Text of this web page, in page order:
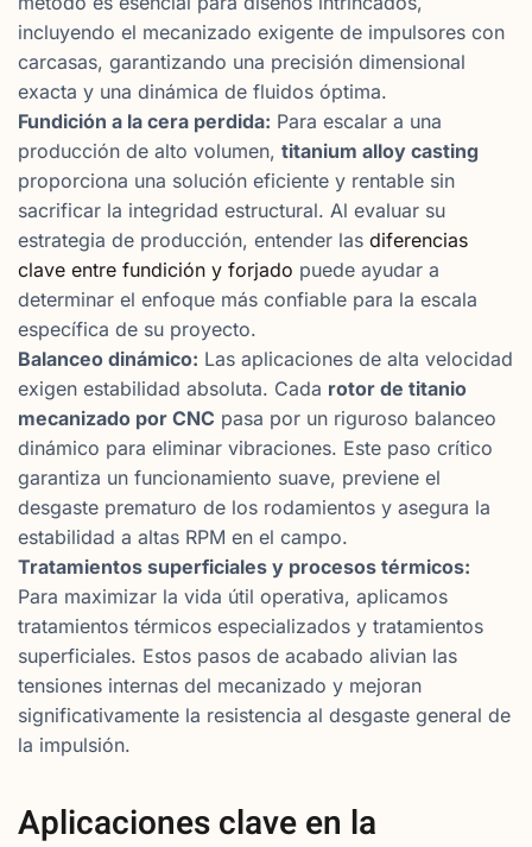
incluyendo el mecanizado exigente de impulsores con
carcasas, garantizando una precisión dimensional
exacta y una dinámica de fluidos óptima.
Fundición a la cera perdida: Para escalar a una
producción de alto volumen, titanium alloy casting
proporciona una solución eficiente y rentable sin
sacrificar la integridad estructural. Al evaluar su
estrategia de producción, entender las diferencias
clave entre fundición y forjado puede ayudar a
determinar el enfoque más confiable para la escala
específica de su proyecto.
Balanceo dinámico: Las aplicaciones de alta velocidad
exigen estabilidad absoluta. Cada rotor de titanio
mecanizado por CNC pasa por un riguroso balanceo
dinámico para eliminar vibraciones. Este paso crítico
garantiza un funcionamiento suave, previene el
desgaste prematuro de los rodamientos y asegura la
estabilidad a altas RPM en el campo.
Tratamientos superficiales y procesos térmicos:
Para maximizar la vida útil operativa, aplicamos
tratamientos térmicos especializados y tratamientos
superficiales. Estos pasos de acabado alivian las
tensiones internas del mecanizado y mejoran
significativamente la resistencia al desgaste general de
la impulsión.
Aplicaciones clave en la